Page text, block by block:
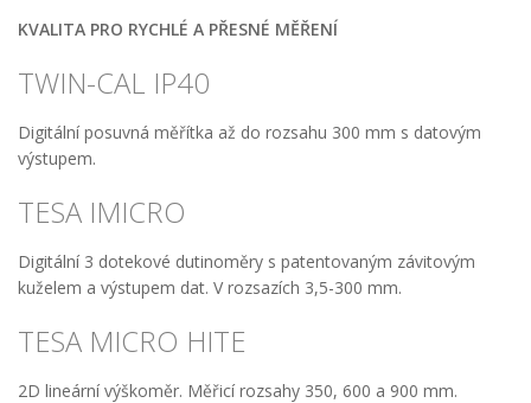
KVALITA PRO RYCHLÉ A PŘESNÉ MĚŘENÍ
TWIN-CAL IP40
Digitální posuvná měřítka až do rozsahu 300 mm s datovým
výstupem.
TESA IMICRO
Digitální 3 dotekové dutinoměry s patentovaným závitovým
kuželem a výstupem dat. V rozsazích 3,5-300 mm.
TESA MICRO HITE
2D lineární výškoměr. Měřicí rozsahy 350, 600 a 900 mm.